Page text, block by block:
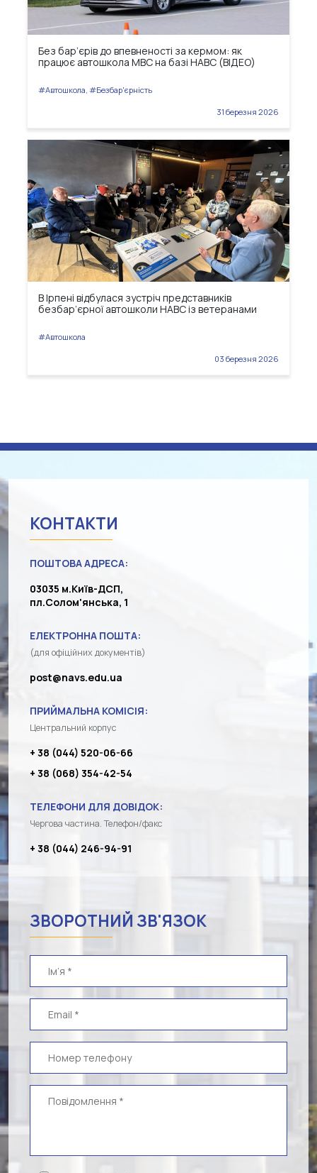
Без бар’єрів до впевненості за кермом: як
працює автошкола МВС на базі НАВС (ВІДЕО)
#Автошкола, #Безбар'єрність
31 березня 2026
В Ірпені відбулася зустріч представників
безбар’єрної автошколи НАВС із ветеранами
#Автошкола
03 березня 2026
КОНТАКТИ
ПОШТОВА АДРЕСА:
03035 м.Київ-ДСП,
пл.Солом'янська, 1
ЕЛЕКТРОННА ПОШТА:
(для офіційних документів)
post@navs.edu.ua
ПРИЙМАЛЬНА КОМІСІЯ:
Центральний корпус
+ 38 (044) 520-06-66
+ 38 (068) 354-42-54
ТЕЛЕФОНИ ДЛЯ ДОВІДОК:
Чергова частина. Телефон/факс
+ 38 (044) 246-94-91
ЗВОРОТНИЙ ЗВ'ЯЗОК